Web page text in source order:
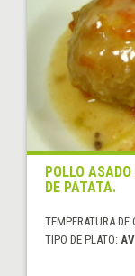
POLLO
DE PATATA.
TEMPERATURA
TIPO DE PLATO: